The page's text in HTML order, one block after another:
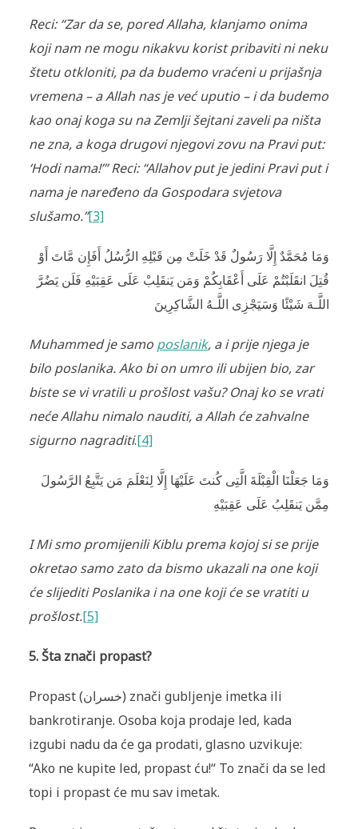
Reci: “Zar da se, pored Allaha, klanjamo onima
koji nam ne mogu nikakvu korist pribaviti ni neku
štetu otkloniti, pa da budemo vraćeni u prijašnja
vremena – a Allah nas je već uputio – i da budemo
kao onaj koga su na Zemlji šejtani zaveli pa ništa
ne zna, a koga drugovi njegovi zovu na Pravi put:
‘Hodi nama!’” Reci: “Allahov put je jedini Pravi put i
nama je naređeno da Gospodara svjetova
slušamo.”[3]
وَمَا مُحَمَّدٌ إِلَّا رَ‌سُولٌ قَدْ خَلَتْ مِن قَبْلِهِ الرُّ‌سُلُ أَفَإِن مَّاتَ أَوْ
قُتِلَ انقَلَبْتُمْ عَلَى أَعْقَابِكُمْ وَمَن يَنقَلِبْ عَلَى عَقِبَيْهِ فَلَن يَضُرَّ‌
اللَّـهَ شَيْئًا وَسَيَجْزِى اللَّـهُ الشَّاكِرِ‌ينَ
Muhammed je samo poslanik, a i prije njega je
bilo poslanika. Ako bi on umro ili ubijen bio, zar
biste se vi vratili u prošlost vašu? Onaj ko se vrati
neće Allahu nimalo nauditi, a Allah će zahvalne
sigurno nagraditi.[4]
وَمَا جَعَلْنَا الْقِبْلَةَ الَّتِى كُنتَ عَلَيْهَا إِلَّا لِنَعْلَمَ مَن يَتَّبِعُ الرَّ‌سُولَ
مِمَّن يَنقَلِبُ عَلَى عَقِبَيْهِ
I Mi smo promijenili Kiblu prema kojoj si se prije
okretao samo zato da bismo ukazali na one koji
će slijediti Poslanika i na one koji će se vratiti u
prošlost.[5]
5. Šta znači propast?
Propast(خسران) znači gubljenje imetka ili
bankrotiranje. Osoba koja prodaje led, kada
izgubi nadu da će ga prodati, glasno uzvikuje:
“Ako ne kupite led, propast ću!“ To znači da se led
topi i propast će mu sav imetak.